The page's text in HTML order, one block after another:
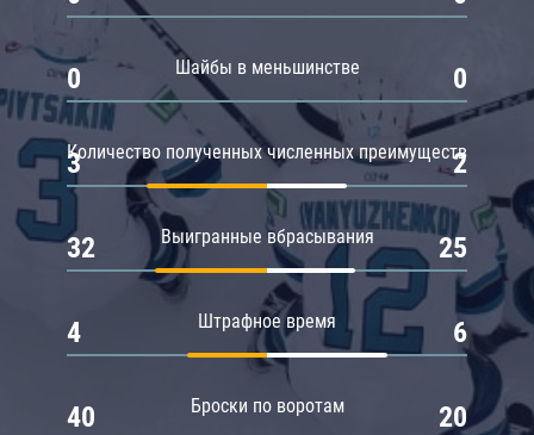
Шайбы в меньшинстве
0 0
Количество полученных численных преимуществ
3 2
Выигранные вбрасывания
32 25
Штрафное время
4 6
Броски по воротам
40 20